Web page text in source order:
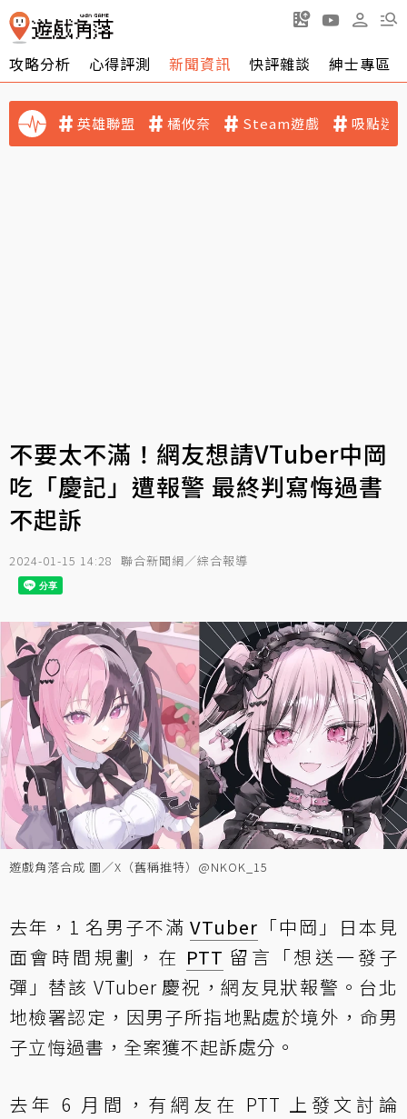
攻略分析 心得評測 新聞資訊 快評雜談 紳士專區
英雄聯盟 橘攸奈 Steam遊戲 吸點迷
不要太不滿！網友想請VTuber中岡
吃「慶記」遭報警 最終判寫悔過書
不起訴
2024-01-15 14:28 聯合新聞網／綜合報導
遊戲角落合成 圖／X（舊稱推特）@NKOK_15
去年，1 名男子不滿VTuber 「中岡」日本見
面會時間規劃，在 PTT 留言「想送一發子
彈」替該 VTuber 慶祝，網友見狀報警。台北
地檢署認定，因男子所指地點處於境外，命男
子立悔過書，全案獲不起訴處分。
去年 6 月間，有網友在 PTT 上發文討論